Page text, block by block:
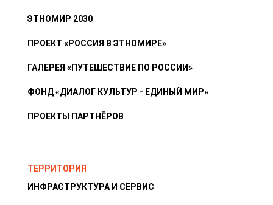
ЭТНОМИР 2030
ПРОЕКТ «РОССИЯ В ЭТНОМИРЕ»
ГАЛЕРЕЯ «ПУТЕШЕСТВИЕ ПО РОССИИ»
ФОНД «ДИАЛОГ КУЛЬТУР - ЕДИНЫЙ МИР»
ПРОЕКТЫ ПАРТНЁРОВ
ТЕРРИТОРИЯ
ИНФРАСТРУКТУРА И СЕРВИС